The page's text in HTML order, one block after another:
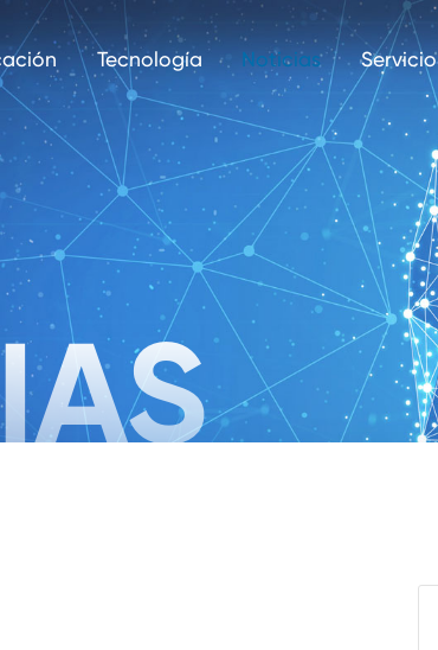
Tecnología Noticias Servicio